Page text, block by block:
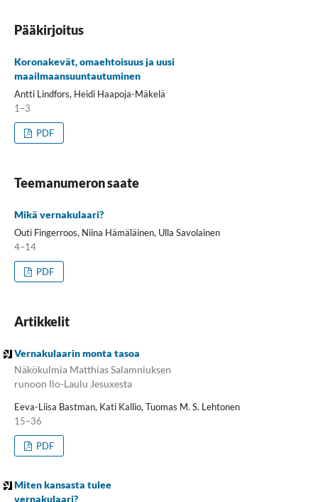
Pääkirjoitus
Koronakevät, omaehtoisuus ja uusi
maailmaansuuntautuminen
Antti Lindfors, Heidi Haapoja-Mäkelä
1–3
PDF
Teemanumeron saate
Mikä vernakulaari?
Outi Fingerroos, Niina Hämäläinen, Ulla Savolainen
4–14
PDF
Artikkelit
Vernakulaarin monta tasoa
Näkökulmia Matthias Salamniuksen
runoon Ilo-Laulu Jesuxesta
Eeva-Liisa Bastman, Kati Kallio, Tuomas M. S. Lehtonen
15–36
PDF
Miten kansasta tulee
vernakulaari?